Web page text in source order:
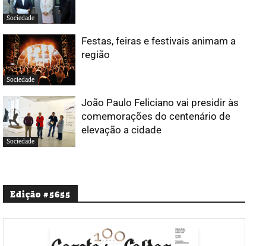
Sociedade
Sociedade
Festas, feiras e festivais animam a
região
Sociedade
João Paulo Feliciano vai presidir às
comemorações do centenário de
elevação a cidade
Edição #5655